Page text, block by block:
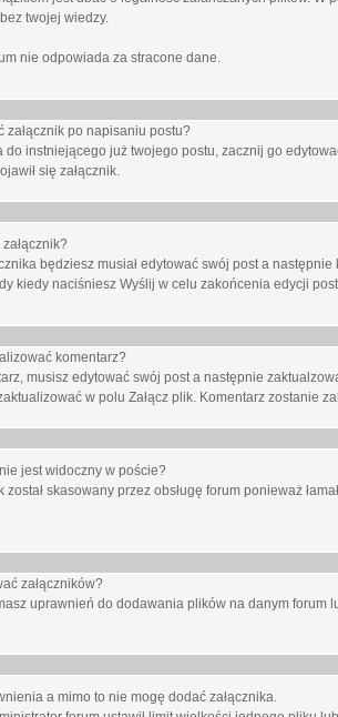
twojej wiedzy.
nie odpowiada za stracone dane.
załącznik po napisaniu postu?
do instniejącego już twojego postu, zacznij go
się załącznik.
będziesz musiał edytować swój post a
kiedy naciśniesz Wyślij w celu zakońcenia edycji
komentarz?
musisz edytować swój post a następnie
w polu Załącz plik. Komentarz zostanie
jest widoczny w poście?
skasowany przez obsługę forum ponieważ
załączników?
uprawnień do dodawania plików na danym forum
a mimo to nie mogę dodać załącznika.